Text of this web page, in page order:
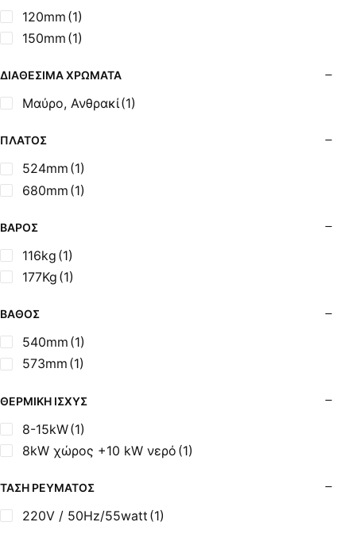
Σόμπες Πετρελαίου (Alfatherm)
Σόμπες Πετρελαίου (Asikis Super Alfa)
Σόμπες Πετρελαίου (Assos)
Σόμπες Πετρελαίου (ThermoSteel)
Σόμπες Πετρελαίου (ΟΒΕΛ)
Σόμπες Πετρελαίου Αερόθερμες Ρ (Thermiki)
Σόμπες Υγραερίου
Σούβλες - Εργαλεία Ψησίματος BBQ
Σωλήνες (Μπουριά), Εξαρτήματα Σόμπας
Τζάκια - Εστίες
Τζακόσομπες
120mm (1)
150mm (1)
ΔΙΑΘΈΣΙΜΑ ΧΡΏΜΑΤΑ
Μαύρο, Ανθρακί(1)
ΠΛΆΤΟΣ
524mm (1)
680mm (1)
ΒΆΡΟΣ
116kg (1)
177Kg (1)
ΒΆΘΟΣ
540mm (1)
573mm (1)
ΘΕΡΜΙΚΉ ΙΣΧΎΣ
8-15kW(1)
8kW χώρος +10 kW νερό (1)
ΤΆΣΗ ΡΕΎΜΑΤΟΣ
220V / 50Hz/55watt (1)